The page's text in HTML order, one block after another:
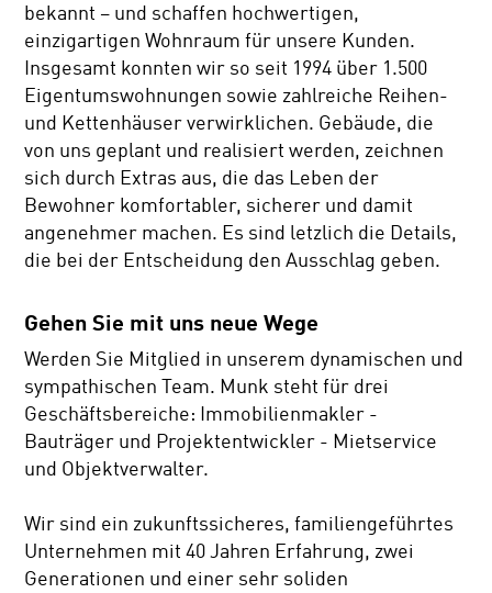
bekannt – und schaffen hochwertigen,
einzigartigen Wohnraum für unsere Kunden.
Insgesamt konnten wir so seit 1994 über 1.500
Eigentumswohnungen sowie zahlreiche Reihen-
und Kettenhäuser verwirklichen. Gebäude, die
von uns geplant und realisiert werden, zeichnen
sich durch Extras aus, die das Leben der
Bewohner komfortabler, sicherer und damit
angenehmer machen. Es sind letzlich die Details,
die bei der Entscheidung den Ausschlag geben.
Gehen Sie mit uns neue Wege
Werden Sie Mitglied in unserem dynamischen und
sympathischen Team. Munk steht für drei
Geschäftsbereiche: Immobilienmakler -
Bauträger und Projektentwickler - Mietservice
und Objektverwalter.
Wir sind ein zukunftssicheres, familiengeführtes
Unternehmen mit 40 Jahren Erfahrung, zwei
Generationen und einer sehr soliden